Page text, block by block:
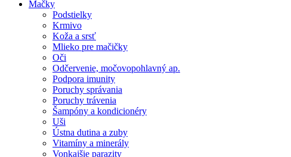
Mačky
Podstielky
Krmivo
Koža a srsť
Mlieko pre mačičky
Oči
Odčervenie, močovopohlavný ap.
Podpora imunity
Poruchy správania
Poruchy trávenia
Šampóny a kondicionéry
Uši
Ústna dutina a zuby
Vitamíny a minerály
Vonkajšie parazity